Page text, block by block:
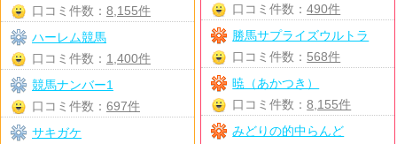
口コミ件数：490件
勝馬サプライズウルトラ
口コミ件数： 568件
暁（あかつき）
口コミ件数：8,155件
みどりの的中らんど
口コミ件数： 8,155件
ハーレム競馬
口コミ件数： 1,400件
競馬ナンバー1
口コミ件数： 697件
サキガケ